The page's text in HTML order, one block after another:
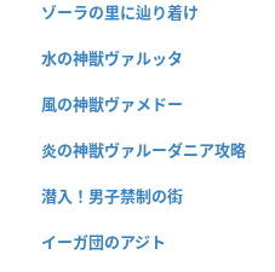
ゾーラの里に辿り着け
水の神獣ヴァルッタ
風の神獣ヴァメドー
炎の神獣ヴァルーダニア攻略
潜入！男子禁制の街
イーガ団のアジト